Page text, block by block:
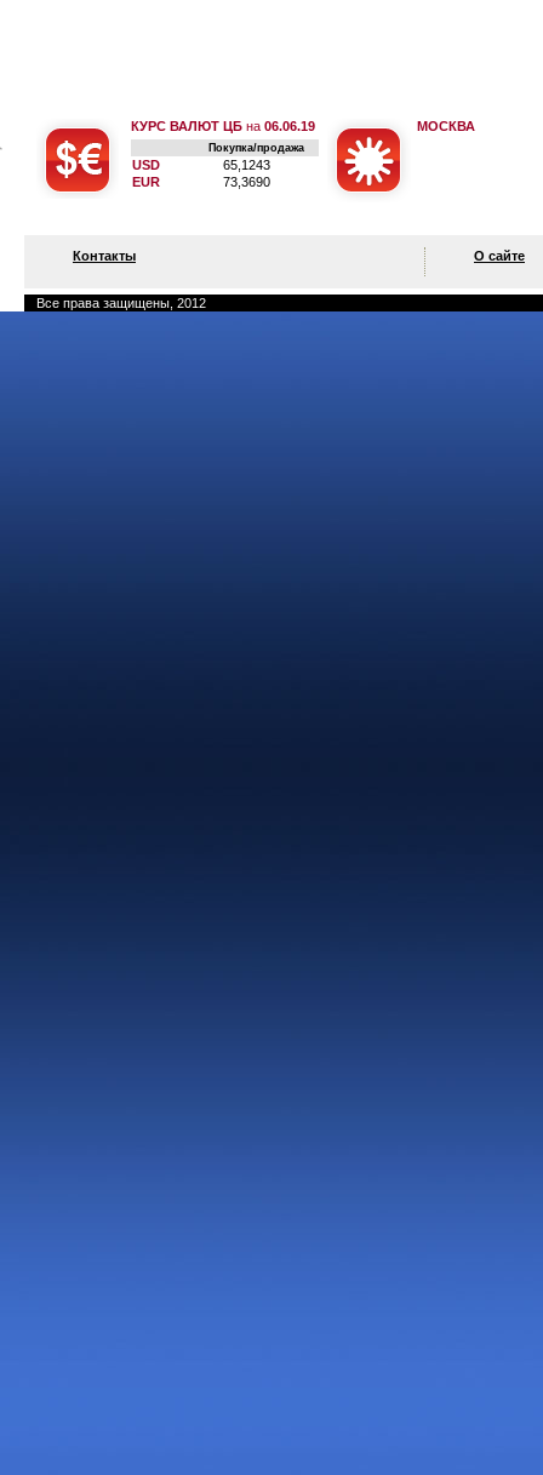
КУРС ВАЛЮТ ЦБ на 06.06.19
Покупка/продажа
USD
65,1243
EUR
73,3690
МОСКВА
Контакты О сайте
Все права защищены, 2012